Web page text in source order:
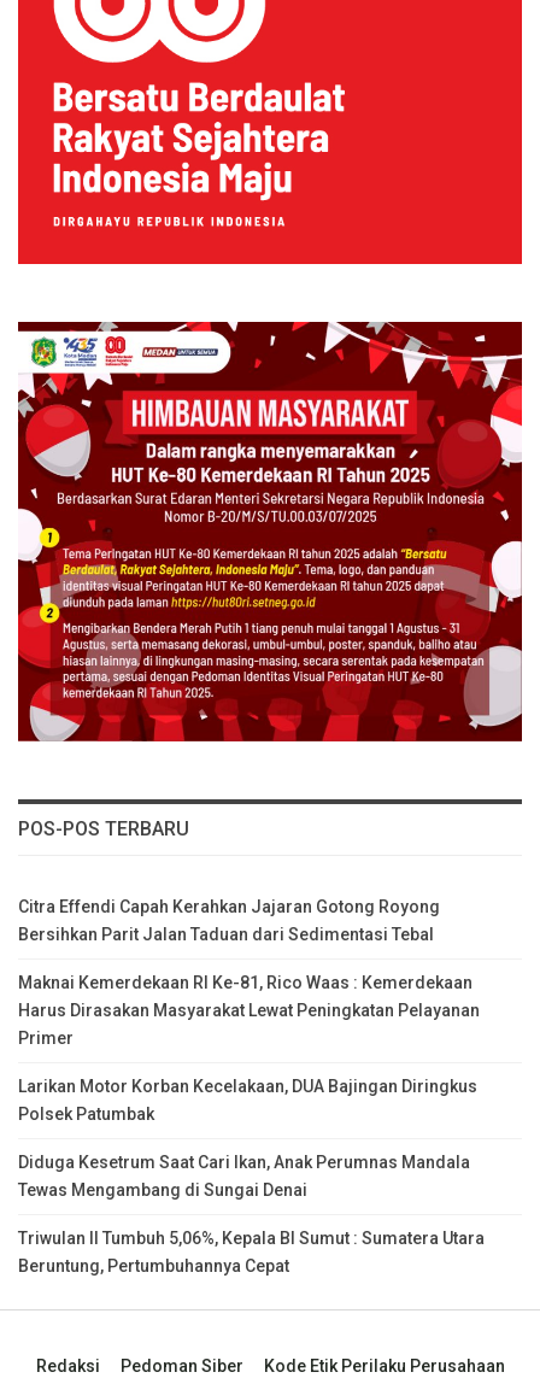
POS-POS TERBARU
Citra Effendi Capah Kerahkan Jajaran Gotong Royong
Bersihkan Parit Jalan Taduan dari Sedimentasi Tebal
Maknai Kemerdekaan RI Ke-81, Rico Waas : Kemerdekaan
Harus Dirasakan Masyarakat Lewat Peningkatan Pelayanan
Primer
Larikan Motor Korban Kecelakaan, DUA Bajingan Diringkus
Polsek Patumbak
Diduga Kesetrum Saat Cari Ikan, Anak Perumnas Mandala
Tewas Mengambang di Sungai Denai
Triwulan II Tumbuh 5,06%, Kepala BI Sumut : Sumatera Utara
Beruntung, Pertumbuhannya Cepat
Redaksi Pedoman Siber Kode Etik Perilaku Perusahaan